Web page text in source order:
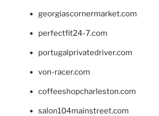
georgiascornermarket.com
perfectfit24-7.com
portugalprivatedriver.com
von-racer.com
coffeeshopcharleston.com
salon104mainstreet.com